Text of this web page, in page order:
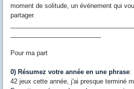
moment de solitude, un événement qui
partager.
Pour ma part
0) Résumez votre année en une phrase:
42 jeux cette année, j'ai presque terminé